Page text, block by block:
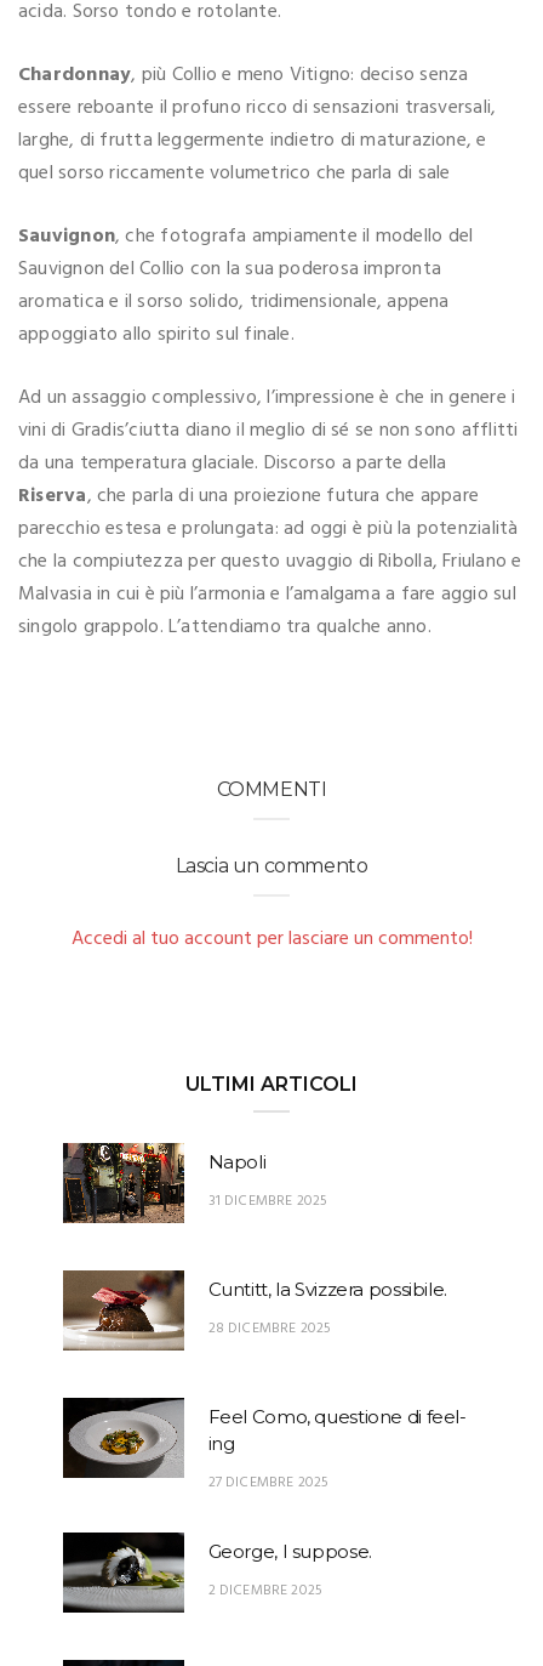
acida. Sorso tondo e rotolante.
Chardonnay, più Collio e meno Vitigno: deciso senza
essere reboante il profuno ricco di sensazioni trasversali,
larghe, di frutta leggermente indietro di maturazione, e
quel sorso riccamente volumetrico che parla di sale
Sauvignon, che fotografa ampiamente il modello del
Sauvignon del Collio con la sua poderosa impronta
aromatica e il sorso solido, tridimensionale, appena
appoggiato allo spirito sul finale.
Ad un assaggio complessivo, l’impressione è che in genere i
vini di Gradis’ciutta diano il meglio di sé se non sono afflitti
da una temperatura glaciale. Discorso a parte della
Riserva, che parla di una proiezione futura che appare
parecchio estesa e prolungata: ad oggi è più la potenzialità
che la compiutezza per questo uvaggio di Ribolla, Friulano e
Malvasia in cui è più l’armonia e l’amalgama a fare aggio sul
singolo grappolo. L’attendiamo tra qualche anno.
COMMENTI
Lascia un commento
Accedi al tuo account per lasciare un commento!
ULTIMI ARTICOLI
Napoli
31 DICEMBRE 2025
Cuntitt, la Svizzera possibile.
28 DICEMBRE 2025
Feel Como, questione di feel-
ing
27 DICEMBRE 2025
George, I suppose.
2 DICEMBRE 2025